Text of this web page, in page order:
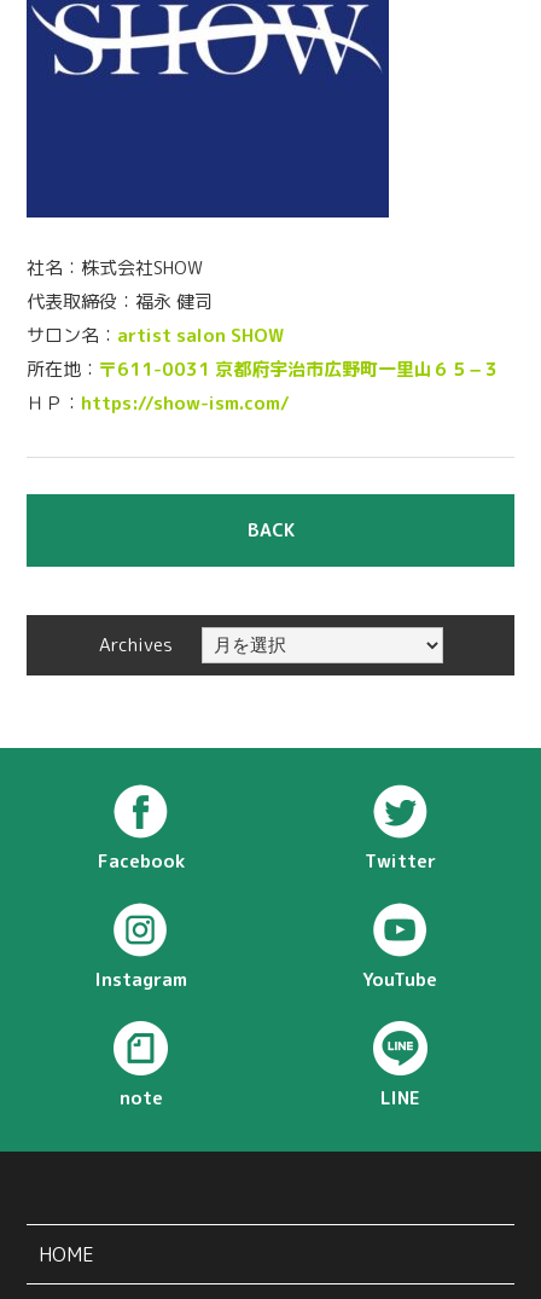
社名：株式会社SHOW
代表取締役： 福永 健司
サロン名： artist salon SHOW
所在地： 〒611-0031 京都府宇治市広野町一里山６５−３
ＨＰ： https://show-ism.com/
BACK
Archives
Facebook Twitter
Instagram YouTube
note LINE
HOME